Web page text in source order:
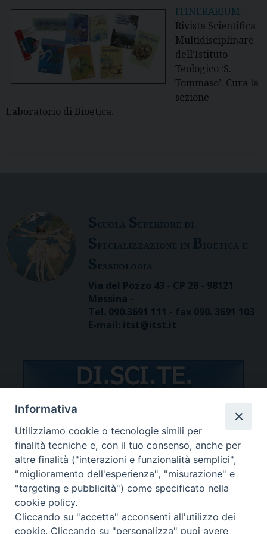
ITINERARIUM.
Rivista Scientifica
Multidisciplinare
dell’Istituto
Teologico ‘S.
Tommaso’. Cura la
sezione
Laboratorio di Bioetica.
Scuola Superiore di
Specializzazione in Bioetica e
Sessuologia
Via del Pozzo 43 - CP 28 - 98121
Messina -
Tel. 090.3691 111 - fax 090. 3691 103
E-mail: itst@itst.it
STUDENTI/DOCENTI
Password dimenticata?
Informativa
Utilizziamo cookie o tecnologie simili per
finalità tecniche e, con il tuo consenso, anche per
altre finalità ("interazioni e funzionalità semplici",
"miglioramento dell'esperienza", "misurazione" e
"targeting e pubblicità") come specificato nella
cookie policy.
Cliccando su "accetta" acconsenti all'utilizzo dei
cookie. Cliccando su "personalizza" puoi avere